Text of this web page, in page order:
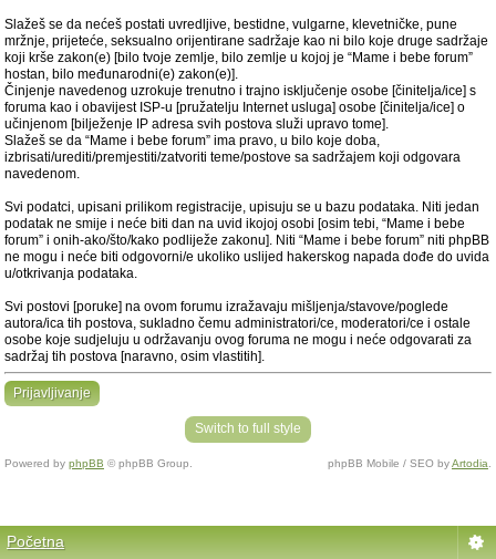
Slažeš se da nećeš postati uvredljive, bestidne, vulgarne, klevetničke, pune
mržnje, prijeteće, seksualno orijentirane sadržaje kao ni bilo koje druge sadržaje
koji krše zakon(e) [bilo tvoje zemlje, bilo zemlje u kojoj je “Mame i bebe forum”
hostan, bilo međunarodni(e) zakon(e)].
Činjenje navedenog uzrokuje trenutno i trajno isključenje osobe [činitelja/ice] s
foruma kao i obavijest ISP-u [pružatelju Internet usluga] osobe [činitelja/ice] o
učinjenom [bilježenje IP adresa svih postova služi upravo tome].
Slažeš se da “Mame i bebe forum” ima pravo, u bilo koje doba,
izbrisati/urediti/premjestiti/zatvoriti teme/postove sa sadržajem koji odgovara
navedenom.
Svi podatci, upisani prilikom registracije, upisuju se u bazu podataka. Niti jedan
podatak ne smije i neće biti dan na uvid ikojoj osobi [osim tebi, “Mame i bebe
forum” i onih-ako/što/kako podliježe zakonu]. Niti “Mame i bebe forum” niti phpBB
ne mogu i neće biti odgovorni/e ukoliko uslijed hakerskog napada dođe do uvida
u/otkrivanja podataka.
Svi postovi [poruke] na ovom forumu izražavaju mišljenja/stavove/poglede
autora/ica tih postova, sukladno čemu administratori/ce, moderatori/ce i ostale
osobe koje sudjeluju u održavanju ovog foruma ne mogu i neće odgovarati za
sadržaj tih postova [naravno, osim vlastitih].
Prijavljivanje
Switch to full style
Powered by phpBB © phpBB Group. phpBB Mobile / SEO byArtodia
Početna